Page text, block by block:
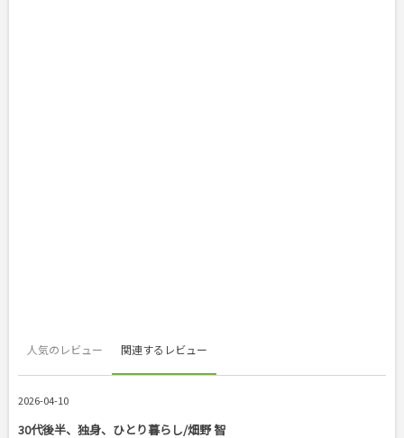
人気のレビュー 関連するレビュー
2026-04-10
30代後半、独身、ひとり暮らし/畑野 智